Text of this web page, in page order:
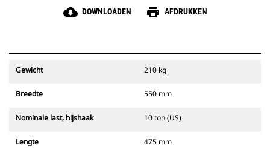
cloud_download DOWNLOADEN print AFDRUKKEN
Gewicht 210 kg
Breedte 550 mm
Nominale last, hijshaak 10 ton (US)
Lengte 475 mm